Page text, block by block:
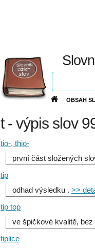
OBSAH
t - výpis slov
tio-, thio-
první část složených
tip
odhad výsledku . >>
tip top
ve špičkové kvalitě,
tiplice